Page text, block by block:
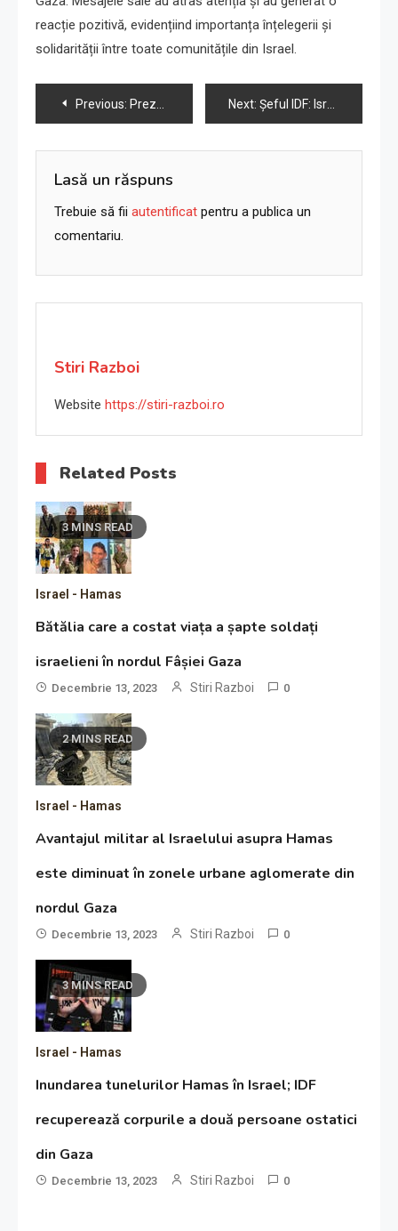
reacție pozitivă, evidențiind importanța înțelegerii și
solidarității între toate comunitățile din Israel.
Navigare
în
articole
Previous: Prezența israeliană la festivalul de benzi desenate din Italia provoacă indignare în legătură cu războiul din Gaza. Next: Șeful IDF: Israel va permite intrarea de carburanți în Gaza pentru spitale, Netanyahu contestă
Lasă un răspuns
Trebuie să fii autentificat pentru a publica un
comentariu.
Stiri Razboi
Website https://stiri-razboi.ro
Related Posts
3 MINS READ
Israel - Hamas
Bătălia care a costat viața a șapte soldați
israelieni în nordul Fâșiei Gaza
Decembrie 13, 2023 Stiri Razboi 0
2 MINS READ
Israel - Hamas
Avantajul militar al Israelului asupra Hamas
este diminuat în zonele urbane aglomerate din
nordul Gaza
Decembrie 13, 2023 Stiri Razboi 0
3 MINS READ
Israel - Hamas
Inundarea tunelurilor Hamas în Israel; IDF
recuperează corpurile a două persoane ostatici
din Gaza
Decembrie 13, 2023 Stiri Razboi 0